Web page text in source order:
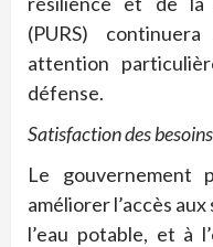
(PURS)
attention
défense.
Satisfaction des
Le gouvernement
améliorer l’accès
l’eau potable, et à